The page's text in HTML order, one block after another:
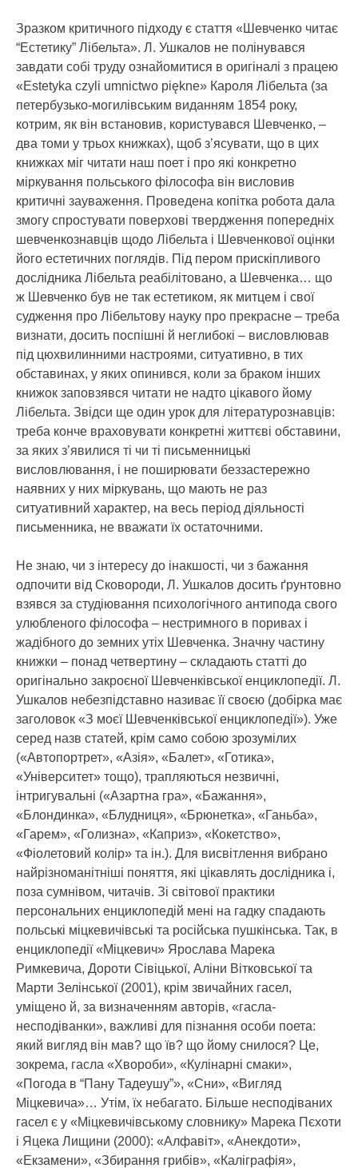
Зразком критичного підходу є стаття «Шевченко читає
“Естетику” Лібельта». Л. Ушкалов не полінувався
завдати собі труду ознайомитися в оригіналі з працею
«Estetyka czyli umnictwo piękne» Кароля Лібельта (за
петербузько-могилівським виданням 1854 року,
котрим, як він встановив, користувався Шевченко, –
два томи у трьох книжках), щоб з’ясувати, що в цих
книжках міг читати наш поет і про які конкретно
міркування польського філософа він висловив
критичні зауваження. Проведена копітка робота дала
змогу спростувати поверхові твердження попередніх
шевченкознавців щодо Лібельта і Шевченкової оцінки
його естетичних поглядів. Під пером прискіпливого
дослідника Лібельта реабілітовано, а Шевченка… що
ж Шевченко був не так естетиком, як митцем і свої
судження про Лібельтову науку про прекрасне – треба
визнати, досить поспішні й неглибокі – висловлював
під цюхвилинними настроями, ситуативно, в тих
обставинах, у яких опинився, коли за браком інших
книжок заповзявся читати не надто цікавого йому
Лібельта. Звідси ще один урок для літературознавців:
треба конче враховувати конкретні життєві обставини,
за яких з’явилися ті чи ті письменницькі
висловлювання, і не поширювати беззастережно
наявних у них міркувань, що мають не раз
ситуативний характер, на весь період діяльності
письменника, не вважати їх остаточними.
Не знаю, чи з інтересу до інакшості, чи з бажання
одпочити від Сковороди, Л. Ушкалов досить ґрунтовно
взявся за студіювання психологічного антипода свого
улюбленого філософа – нестримного в поривах і
жадібного до земних утіх Шевченка. Значну частину
книжки – понад четвертину – складають статті до
оригінально закроєної Шевченківської енциклопедії. Л.
Ушкалов небезпідставно називає її своєю (добірка має
заголовок «З моєї Шевченківської енциклопедії»). Уже
серед назв статей, крім само собою зрозумілих
(«Автопортрет», «Азія», «Балет», «Готика»,
«Університет» тощо), трапляються незвичні,
інтригувальні («Азартна гра», «Бажання»,
«Блондинка», «Блудниця», «Брюнетка», «Ганьба»,
«Гарем», «Голизна», «Каприз», «Кокетство»,
«Фіолетовий колір» та ін.). Для висвітлення вибрано
найрізноманітніші поняття, які цікавлять дослідника і,
поза сумнівом, читачів. Зі світової практики
персональних енциклопедій мені на гадку спадають
польські міцкевичівські та російська пушкінська. Так, в
енциклопедії «Міцкевич» Ярослава Марека
Римкевича, Дороти Сівіцької, Аліни Вітковської та
Марти Зелінської (2001), крім звичайних гасел,
уміщено й, за визначенням авторів, «гасла-
несподіванки», важливі для пізнання особи поета:
який вигляд він мав? що їв? що йому снилося? Це,
зокрема, гасла «Хвороби», «Кулінарні смаки»,
«Погода в “Пану Тадеушу”», «Сни», «Вигляд
Міцкевича»… Утім, їх небагато. Більше несподіваних
гасел є у «Міцкевичівському словнику» Марека Пєхоти
і Яцека Лищини (2000): «Алфавіт», «Анекдоти»,
«Екзамени», «Збирання грибів», «Каліграфія»,